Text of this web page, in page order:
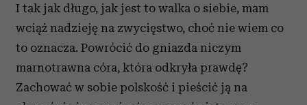
I tak jak długo, jak jest to walka o siebie, mam
wciąż nadzieję na zwycięstwo, choć nie wiem co
to oznacza. Powrócić do gniazda niczym
marnotrawna córa, która odkryła prawdę?
Zachować w sobie polskość i pieścić ją na